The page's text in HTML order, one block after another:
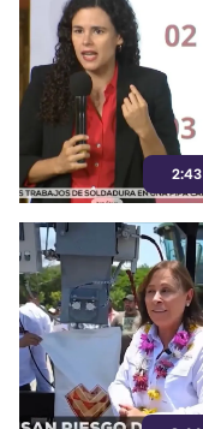
2:43